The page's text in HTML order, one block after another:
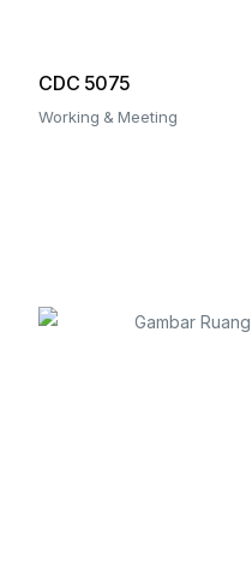
CDC 5075
Working & Meeting